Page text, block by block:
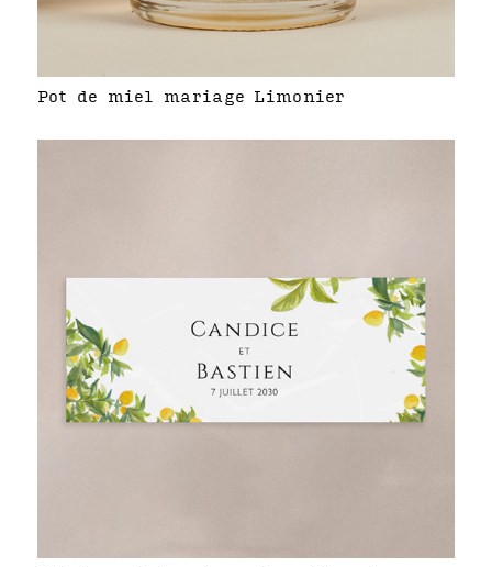
Pot de miel mariage Limonier